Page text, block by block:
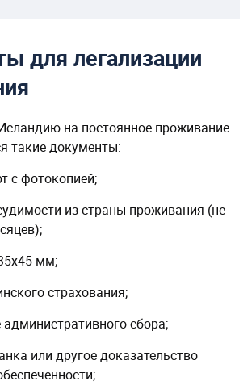
для легализации
на постоянное проживание
такие документы:
с фотокопией;
из страны проживания (не
мм;
страхования;
административного сбора;
или другое доказательство